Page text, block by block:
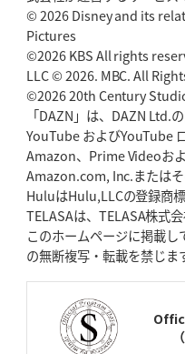
「悲運の闘将」宮地克実氏死去
2026年4月30日(木)更新
BR東京、「ユニバーサルデー
ゴール
2026年4月23日(木)更新
元代表ラピース、今季限りで引
2026年4月16日(木)更新
BL東京「強化拠点」を「共有
た空間」
2026年4月9日(木)更新
スティーラーズ、名門復活の足音
2026年4月2日(木)更新
© 2026 Disney and its
Pictures
©2026 KBS All rights
LLC © 2026. MBC. All
©2026 20th Century
「DAZN」は、DAZN Ltd.
YouTube およびYouTube
Amazon、Prime Videoお
Amazon.com, Inc.またはそ
HuluはHulu,LLCの登録商標
TELASAは、TELASA株式
このホームページに掲載
の無断複写・転載を禁じま